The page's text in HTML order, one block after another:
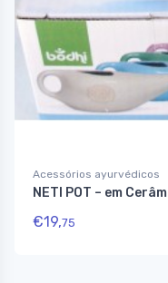
Acessórios ayurvédicos
NETI POT – em
€19,75